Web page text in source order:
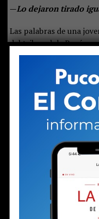
—Lo dejaron tirado
Las palabras de una
del tribunal de Pucón
dos mujeres: una de
se muerden los labios,
contener las lágrimas.
gota brota de sus
mejilla, enrojecida
rostro está
impotencia. Quizás
parte del enojo
Ambos son
años detenido el martes
contexto de la
viralizada hace algunas
de detención en el
terminado. El padre